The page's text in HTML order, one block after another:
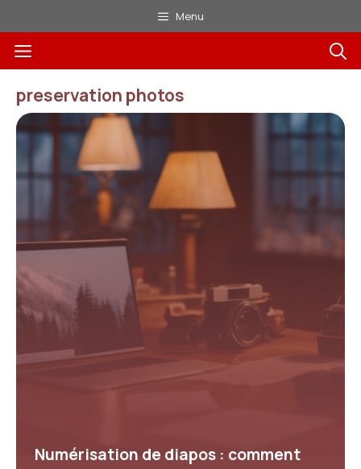
au
contenu
Menu
Menu
preservation photos
Numérisation de diapos : comment